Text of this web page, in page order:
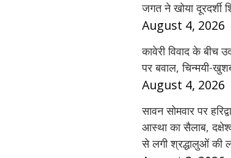
जगत ने खोया दूरदर्शी
August 4, 2026
कावेरी विवाद के बीच
पर बवाल, चिन्मयी-
August 4, 2026
सावन सोमवार पर
आस्था का सैलाब,
से लगी श्रद्धालुओं की